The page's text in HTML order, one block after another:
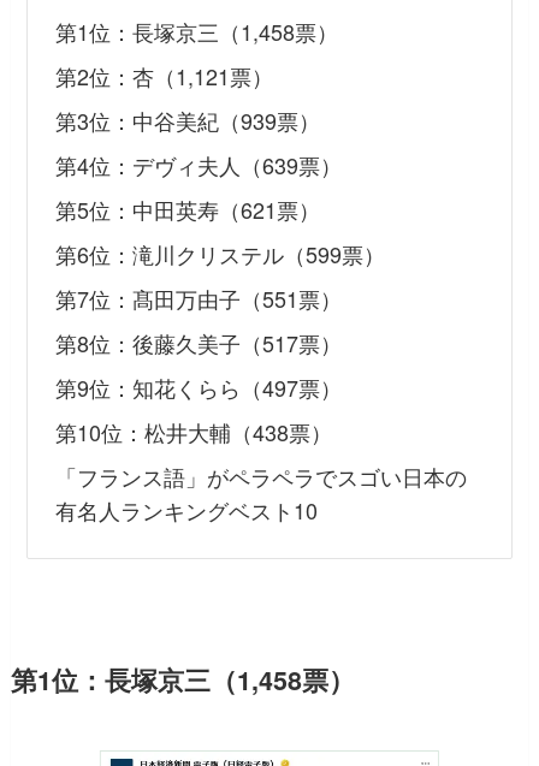
第1位：長塚京三（1,458票）
第2位：杏（1,121票）
第3位：中谷美紀（939票）
第4位：デヴィ夫人（639票）
第5位：中田英寿（621票）
第6位：滝川クリステル（599票）
第7位：髙田万由子（551票）
第8位：後藤久美子（517票）
第9位：知花くらら（497票）
第10位：松井大輔（438票）
「フランス語」がペラペラでスゴい日本の
有名人ランキングベスト10
第1位：長塚京三（1,458票）